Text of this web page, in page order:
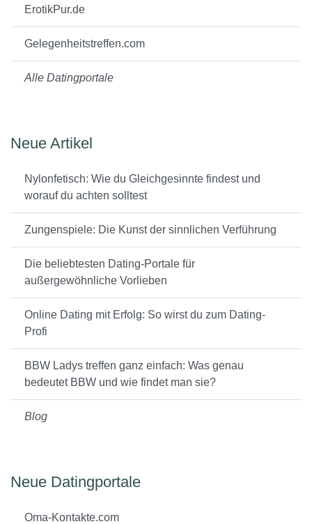
ErotikPur.de
Gelegenheitstreffen.com
Alle Datingportale
Neue Artikel
Nylonfetisch: Wie du Gleichgesinnte findest und
worauf du achten solltest
Zungenspiele: Die Kunst der sinnlichen Verführung
Die beliebtesten Dating-Portale für
außergewöhnliche Vorlieben
Online Dating mit Erfolg: So wirst du zum Dating-
Profi
BBW Ladys treffen ganz einfach: Was genau
bedeutet BBW und wie findet man sie?
Blog
Neue Datingportale
Oma-Kontakte.com